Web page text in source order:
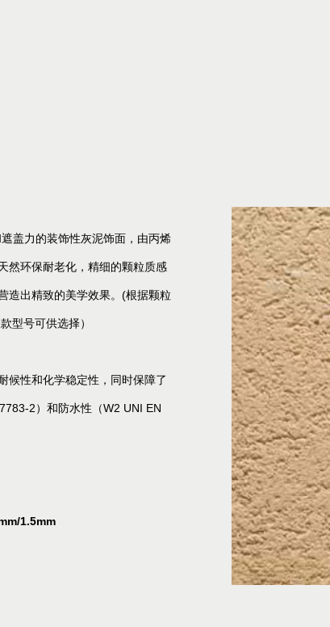
盖力的装饰性灰泥饰面，由丙烯
然环保耐老化，精细的颗粒质感
造出精致的美学效果。(根据颗粒
型号可供选择）
候性和化学稳定性，同时保障了
2）和防水性（W2 UNI EN
1.5mm